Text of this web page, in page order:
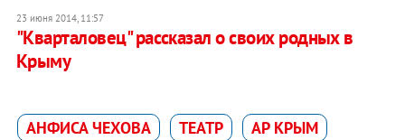
23 июня 2014, 11:57
"Кварталовец" рассказал о своих родных в
Крыму
АНФИСА ЧЕХОВА ТЕАТР
АР КРЫМ